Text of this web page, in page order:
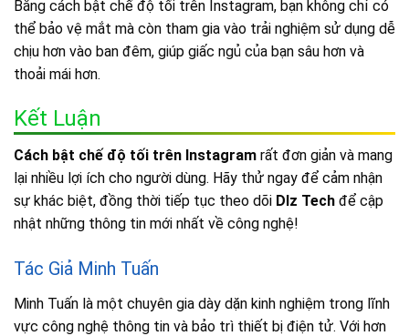
Bằng cách bật chế độ tối trên Instagram, bạn không chỉ có
thể bảo vệ mắt mà còn tham gia vào trải nghiệm sử dụng dễ
chịu hơn vào ban đêm, giúp giấc ngủ của bạn sâu hơn và
thoải mái hơn.
Kết Luận
Cách bật chế độ tối trên Instagram rất đơn giản và mang
lại nhiều lợi ích cho người dùng. Hãy thử ngay để cảm nhận
sự khác biệt, đồng thời tiếp tục theo dõi Dlz Tech để cập
nhật những thông tin mới nhất về công nghệ!
Tác Giả Minh Tuấn
Minh Tuấn là một chuyên gia dày dặn kinh nghiệm trong lĩnh
vực công nghệ thông tin và bảo trì thiết bị điện tử. Với hơn